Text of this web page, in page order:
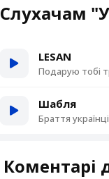
Слухачам
LESAN
Подарую тобі
Шабля
Браття українці
Коментарі